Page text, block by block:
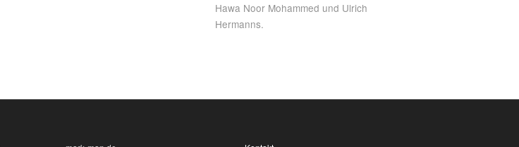
Hawa Noor Mohammed und Ulrich
Hermanns.